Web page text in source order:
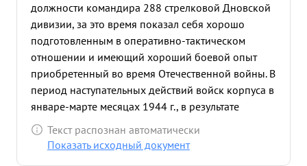
должности командира 288 стрелковой Дновской
дивизии, за это время показал себя хорошо
подготовленным в оперативно-тактическом
отношении и имеющий хороший боевой опыт
приобретенный во время Отечественной войны. В
период наступательных действий войск корпуса в
январе-марте месяцах 1944 г., в результате
четкого и умелого руководства штабом корпуса,
все отделы его работали вполне нормально и
Текст распознан автоматически
Показать исходный документ